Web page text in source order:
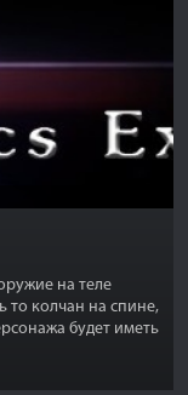
на теле
то колчан на спине,
будет иметь